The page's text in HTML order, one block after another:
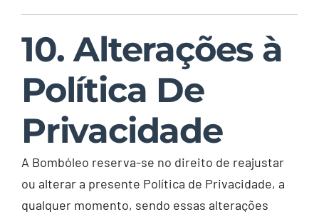
10. Alterações à
Política De
Privacidade
A Bombóleo reserva-se no direito de reajustar
ou alterar a presente Política de Privacidade, a
qualquer momento, sendo essas alterações